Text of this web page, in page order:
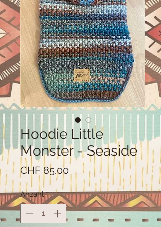
Hoodie Little
Monster - Seaside
CHF 85.00Preis
Anzahl *